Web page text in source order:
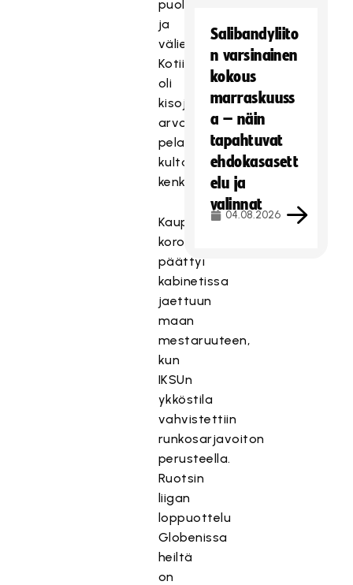
puolivälierän
ja
välierän.
Kotiintuomisina
oli
kisojen
arvokkaimman
pelaajan
kultainen
kenkä.
Kauppien
koronakausi
päättyi
kabinetissa
jaettuun
maan
mestaruuteen,
kun
IKSUn
ykköstila
vahvistettiin
runkosarjavoiton
perusteella.
Ruotsin
liigan
loppuottelu
Globenissa
heiltä
on
Salibandyliito
n varsinainen
kokous
marraskuuss
a – näin
tapahtuvat
ehdokasasett
elu ja
valinnat
04.08.2026